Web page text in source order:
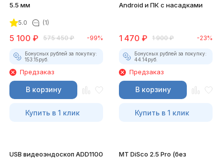
5.5 мм
5.0 (1)
5 100 ₽ 575 450 ₽ -99%
Бонусных рублей за покупку:
153.15руб.
Предзаказ
В корзину
Купить в 1 клик
Android и ПК с насадками
1 470 ₽ 1 900 ₽ -23%
Бонусных рублей за покупку:
44.14руб.
Предзаказ
В корзину
Купить в 1 клик
USB видеоэндоскоп ADD1100
MT DiSco 2.5 Pro (без